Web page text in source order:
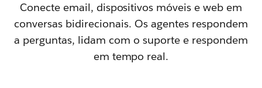
Conecte email, dispositivos móveis e web em
conversas bidirecionais. Os agentes respondem
a perguntas, lidam com o suporte e respondem
em tempo real.